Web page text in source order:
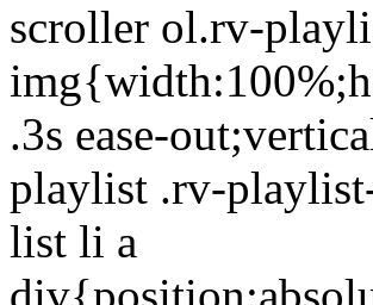
scroller ol.rv-
.3s ease-
playlist .rv-
list li a